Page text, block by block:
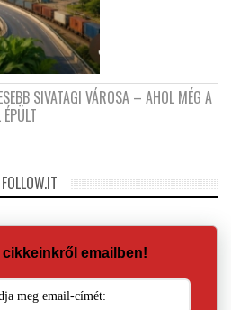
SIVATAGI VÁROSA – AHOL MÉG A
FOLLOW.IT
emailben!